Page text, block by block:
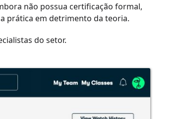
não possua certificação formal,
prática em detrimento da teoria.
do setor.